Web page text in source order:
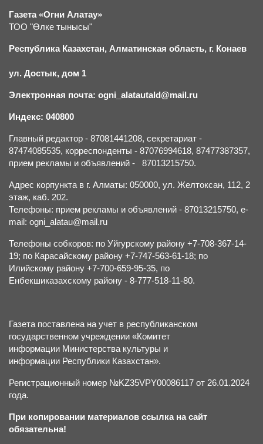
Газета «Огни Алатау»
ТОО "Өлке тынысы"
Республика Казахстан, Алматинская область, г. Конаев
ул. Достык, дом 1
Электронная почта: ogni_alatautald@mail.ru
Индекс: 040800
Главный редактор - 87081441208, секретариат -
87474085535, корреспонденты - 87076994618, 87477387357,
прием рекламы и объявлений - 87013215750.
Адрес корпункта в г. Алматы: 050000, ул. Желтоксан, 112, 2
этаж, каб. 202.
Телефоны: прием рекламы и объявлений - 87013215750, e-
mail: ogni_alatau@mail.ru
Телефоны собкоров: по Уйгурскому району +7-708-367-14-
19; по Карасайскому району +7-747-563-61-18; по
Илийскому району +7-700-659-95-35, по
Енбекшиказахскому району - 8-777-518-11-80.
Газета поставлена на учет в республиканском
государственном учреждении «Комитет
информации Министерства культуры и
информации Республики Казахстан».
Регистрационный номер №KZ35VPY00086117 от 26.01.2024
года.
При копировании материалов ссылка на сайт
обязательна!